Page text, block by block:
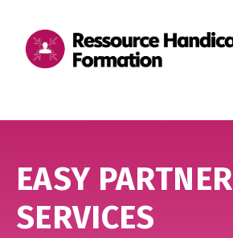
EASY PARTNER
SERVICES